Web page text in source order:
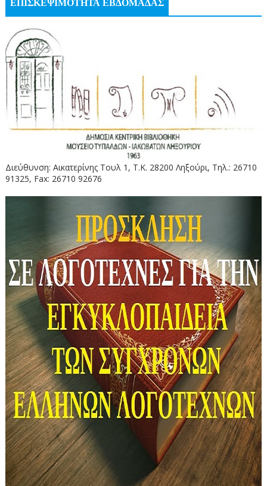
ΕΠΙΣΚΕΨΙΜΟΤΗΤΑ ΕΒΔΟΜΑΔΑΣ
Διεύθυνση: Αικατερίνης Τουλ 1, Τ.Κ. 28200 Ληξούρι, Τηλ.: 26710
91325, Fax: 26710 92676